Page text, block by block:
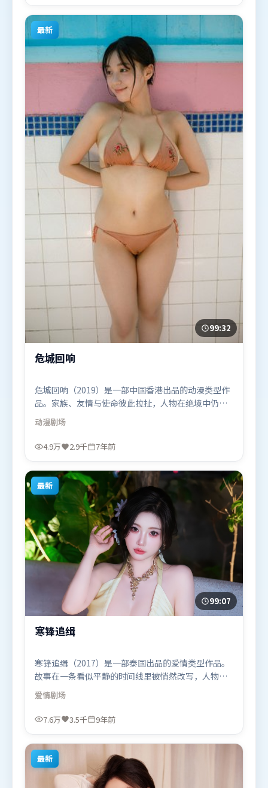
合喜欢动作题材的观众观看。
最新
99:32
危城回响
危城回响（2019）是一部中国香港出品的动漫类型作
品。家族、友情与使命彼此拉扯，人物在绝境中仍试
图守住心中微光。摄影与美术共同营造出强烈地域气
质，增强沉浸感。由张艺谋执导，咏梅、秦海璐、河
正宇，基里安·墨菲、汤姆·哈迪、全智贤等联袂出
首映上线，适合喜欢动漫题材的观众观看。
动漫剧场
4.9万 2.9千 7年前
最新
99:07
寒锋追缉
寒锋追缉（2017）是一部泰国出品的爱情类型作品。
故事在一条看似平静的时间线里被悄然改写，人物被
迫直面过去与现在的撕裂。动作场面设计讲究空间与
节奏，文戏部分同样扎实耐嚼。由李安执导，咏梅、
白宇、赵丽颖，基里安·墨菲、杨紫等联袂出演。影
适合喜欢爱情题材的观众观看。
爱情剧场
7.6万 3.5千 9年前
最新